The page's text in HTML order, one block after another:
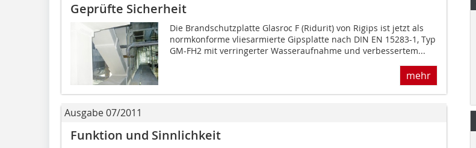
Geprüfte Sicherheit
Die Brandschutzplatte Glasroc F (Ridurit) von Rigips ist jetzt als
normkonforme vliesarmierte Gipsplatte nach DIN EN 15283-1, Typ
GM-FH2 mit verringerter Wasseraufnahme und verbessertem...
mehr
Ausgabe 07/2011
Funktion und Sinnlichkeit